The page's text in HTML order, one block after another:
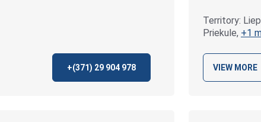
+(371) 29 904 978
Territory:
Priekule, +1
VIEW MORE